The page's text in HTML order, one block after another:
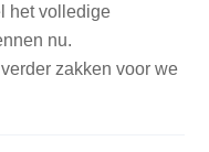
het volledige
nu.
zakken voor we